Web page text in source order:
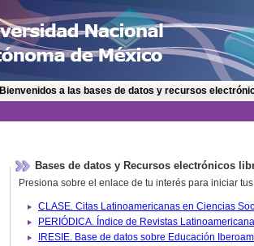
Bienvenidos a las bases de datos y recursos
Bases de datos y Recursos electrónicos
Presiona sobre el enlace de tu interés para iniciar
IRESIE. Base de datos